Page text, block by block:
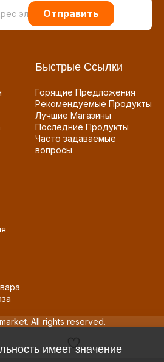
Отправить
Быстрые Ссылки
Горящие Предложения
Рекомендуемые Продукты
Лучшие Магазины
Последние Продукты
Часто задаваемые
вопросы
All rights reserved.
имеет значение